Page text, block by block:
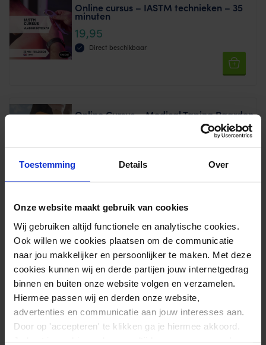
Toestemming Details Over
Onze website maakt gebruik van cookies
Wij gebruiken altijd functionele en analytische cookies.
Ook willen we cookies plaatsen om de communicatie
naar jou makkelijker en persoonlijker te maken. Met deze
cookies kunnen wij en derde partijen jouw internetgedrag
binnen en buiten onze website volgen en verzamelen.
Hiermee passen wij en derden onze website,
advertenties en communicatie aan jouw interesses aan.
Door op 'accepteren' te klikken ga je hiermee akkoord.
Online cursus – IASTM technieken – 35
minuten
19,95
Direct beschikbaar
Online Cursus – Medical Taping Paarden
Online Cursus – Medical Taping Paarden
(Gevorderden) – 3 uur – 10 lessen
149,95
Direct beschikbaar
Online Cursus – Face Taping – Beauty